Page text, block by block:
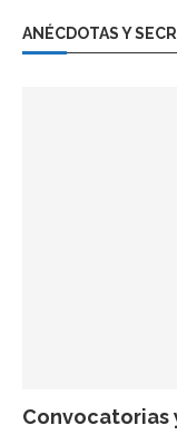
ANÉCDOTAS Y
Convocatorias